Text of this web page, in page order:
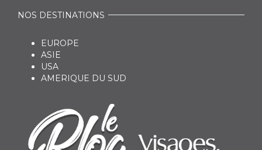
NOS DESTINATIONS
EUROPE
ASIE
USA
AMERIQUE DU SUD